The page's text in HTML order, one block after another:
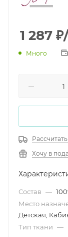
1 287 ₽
Много
Хочу в
Состав —
Место
Детская,
Тип ткани —